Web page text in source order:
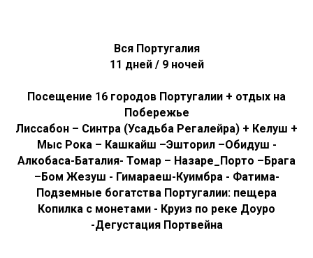
Вся Португалия
11 дней / 9 ночей
Посещение 16 городов Португалии + отдых на
Побережье
Лиссабон – Синтра (Усадьба Регалейра) + Келуш +
Мыс Рока – Кашкайш –Эшторил –Обидуш -
Алкобаса-Баталия- Томар – Назаре_Порто –Брага
–Бом Жезуш - Гимараеш-Куимбра - Фатима-
Подземные богатства Португалии: пещера
Копилка с монетами - Круиз по реке Доуро
-Дегустация Портвейна